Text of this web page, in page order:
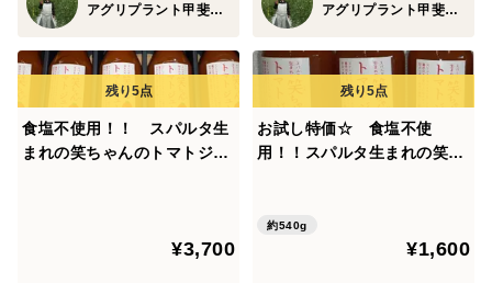
アグリプラント甲斐の木 アグリプラント甲斐の木
食塩不使用！！ スパルタ生
まれの笑ちゃんのトマトジュ
¥3,700
お試し特価☆ 食塩不使
用！！スパルタ生まれの笑ち
約540g
¥1,600